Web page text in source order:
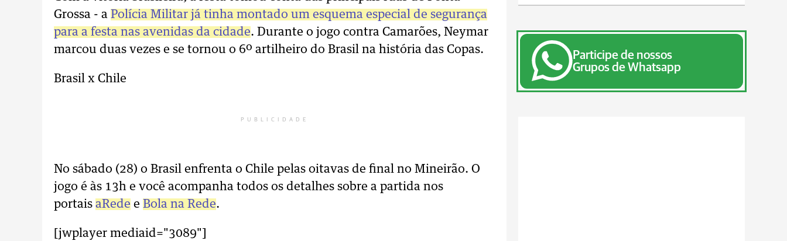
Grossa - a Polícia Militar já tinha montado um esquema especial de segurança
para a festa nas avenidas da cidade. Durante o jogo contra Camarões, Neymar
marcou duas vezes e se tornou o 6º artilheiro do Brasil na história das Copas.
Brasil x Chile
PUBLICIDADE
No sábado (28) o Brasil enfrenta o Chile pelas oitavas de final no Mineirão. O
jogo é às 13h e você acompanha todos os detalhes sobre a partida nos
portais aRede e Bola na Rede.
[jwplayer mediaid="3089"]
Participe de nossos
Grupos de Whatsapp